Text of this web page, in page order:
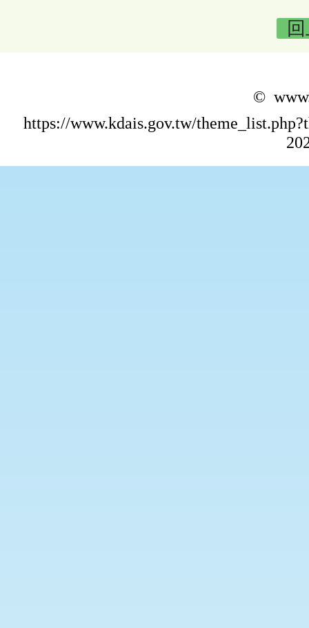
©
https://www.kdais.gov.tw/